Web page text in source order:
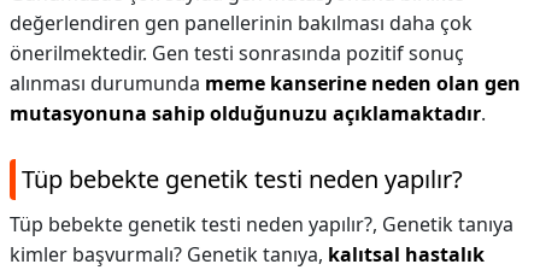
değerlendiren gen panellerinin bakılması daha çok
önerilmektedir. Gen testi sonrasında pozitif sonuç
alınması durumunda meme kanserine neden olan gen
mutasyonuna sahip olduğunuzu açıklamaktadır.
Tüp bebekte genetik testi neden yapılır?
Tüp bebekte genetik testi neden yapılır?, Genetik tanıya
kimler başvurmalı? Genetik tanıya, kalıtsal hastalık